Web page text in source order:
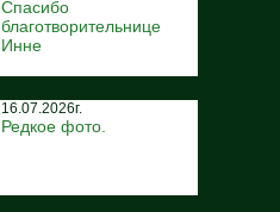
Спасибо
благотворительнице
Инне
16.07.2026г.
Редкое фото.